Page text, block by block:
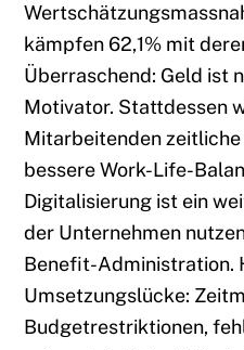
kämpfen 62,1% mit
Überraschend: Geld ist
Motivator. Stattdessen
Mitarbeitenden
bessere Work-Life-
Digitalisierung ist ein
der Unternehmen
Benefit-Administration.
Umsetzungslücke:
Budgetrestriktionen,